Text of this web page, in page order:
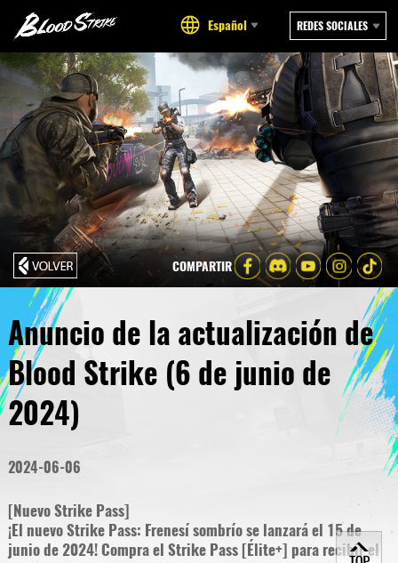
Español REDES SOCIALES
COMPARTIR
Anuncio de la actualización de
Blood Strike (6 de junio de
2024)
2024-06-06
[Nuevo Strike Pass]
¡El nuevo Strike Pass: Frenesí sombrío se lanzará el 15 de
junio de 2024! Compra el Strike Pass [Élite+] para recibir el